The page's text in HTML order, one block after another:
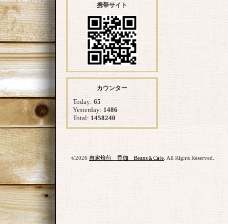
携帯サイト
カウンター
Today: 65
Yesterday: 1486
Total: 1458240
©2026 自家焙煎 香珈 Beans＆Cafe . All Rights Reserved.